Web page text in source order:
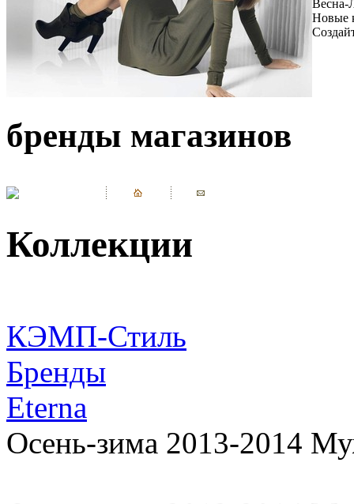
Весна-
Новые
бренды магазинов
Коллекции
КЭМП-Стиль
Бренды
Eterna
Осень-зима 2013-2014